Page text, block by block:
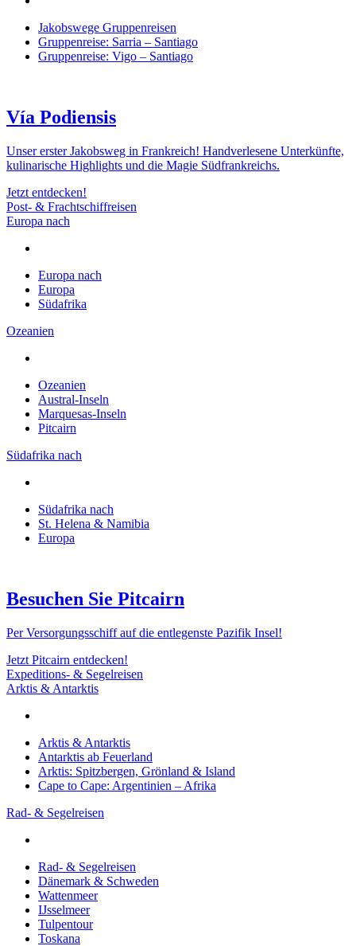
Jakobswege Gruppenreisen
Gruppenreise: Sarria – Santiago
Gruppenreise: Vigo – Santiago
Vía Podiensis
Unser erster Jakobsweg in Frankreich! Handverlesene Unterkünfte,
kulinarische Highlights und die Magie Südfrankreichs.
Jetzt entdecken!
Post- & Frachtschiffreisen
Europa nach
Europa nach
Europa
Südafrika
Ozeanien
Ozeanien
Austral-Inseln
Marquesas-Inseln
Pitcairn
Südafrika nach
Südafrika nach
St. Helena & Namibia
Europa
Besuchen Sie Pitcairn
Per Versorgungsschiff auf die entlegenste Pazifik Insel!
Jetzt Pitcairn entdecken!
Expeditions- & Segelreisen
Arktis & Antarktis
Arktis & Antarktis
Antarktis ab Feuerland
Arktis: Spitzbergen, Grönland & Island
Cape to Cape: Argentinien – Afrika
Rad- & Segelreisen
Rad- & Segelreisen
Dänemark & Schweden
Wattenmeer
IJsselmeer
Tulpentour
Toskana